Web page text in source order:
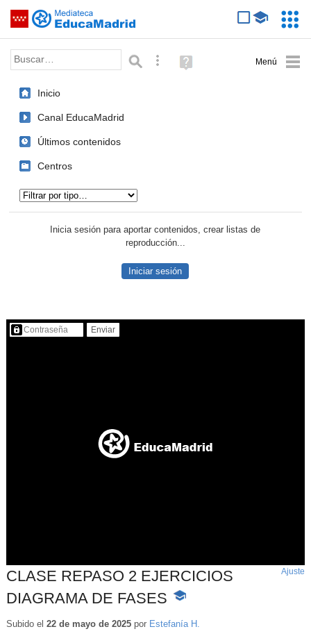
Saltar navegación
Palabra o frase: Búsqueda avanzada
Ayuda
(en
Inicio
Canal EducaMadrid
Últimos contenidos
Centros
Inicia sesión para aportar contenidos, crear listas de
reproducción...
Iniciar sesión
Contenido protegido…
CLASE REPASO 2 EJERCICIOS
DIAGRAMA DE FASES
-
educativo
Ajuste
Subido el 22 de mayo de 2025por Estefanía H.